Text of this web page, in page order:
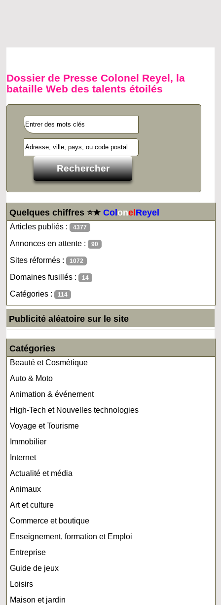
Dossier de Presse Colonel Reyel, la
bataille Web des talents étoilés
Quelques chiffres ⭐★ColonelReyel
Articles publiés : 4377
Annonces en attente : 90
Sites réformés : 1072
Domaines fusillés : 14
Catégories : 114
Publicité aléatoire sur le site
Catégories
Beauté et Cosmétique
Auto & Moto
Animation & événement
High-Tech et Nouvelles technologies
Voyage et Tourisme
Immobilier
Internet
Actualité et média
Animaux
Art et culture
Commerce et boutique
Enseignement, formation et Emploi
Entreprise
Guide de jeux
Loisirs
Maison et jardin